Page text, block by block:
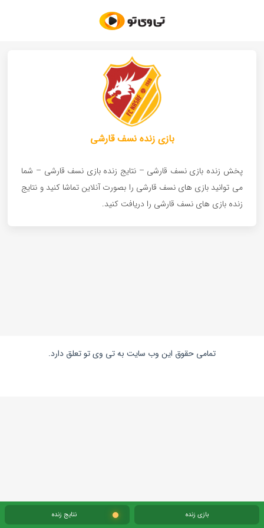
بازی زنده نسف قارشی
پخش زنده بازی نسف قارشی – نتایج زنده بازی نسف قارشی – شما
می توانید بازی های نسف قارشی را بصورت آنلاین تماشا کنید و نتایج
زنده بازی های نسف قارشی را دریافت کنید.
تمامی حقوق این وب سایت به تی وی تو تعلق دارد.
بازی زنده نتایج زنده